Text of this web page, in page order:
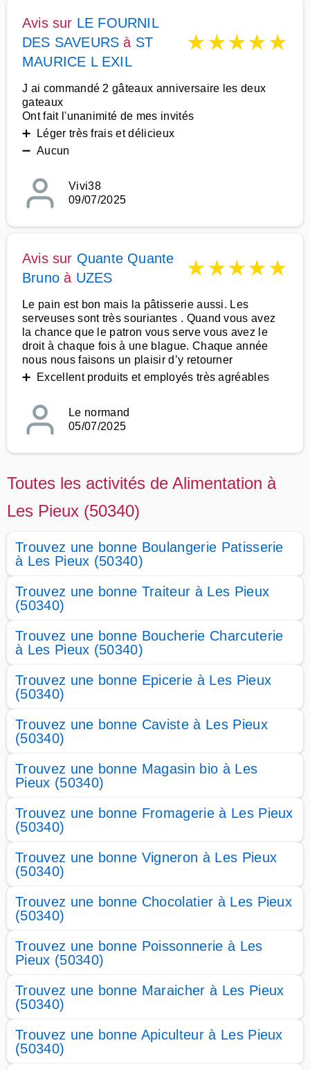
Avis sur LE FOURNIL
DES SAVEURS à ST
MAURICE L EXIL
★★★★★
J ai commandé 2 gâteaux anniversaire les deux
gateaux
Ont fait l'unanimité de mes invités
➕ Léger très frais et délicieux
➖ Aucun
Vivi38
09/07/2025
Avis sur Quante Quante
Bruno à UZES ★★★★★
Le pain est bon mais la pâtisserie aussi. Les
serveuses sont très souriantes . Quand vous avez
la chance que le patron vous serve vous avez le
droit à chaque fois à une blague. Chaque année
nous nous faisons un plaisir d’y retourner
➕ Excellent produits et employés très agréables
Le normand
05/07/2025
Toutes les activités de Alimentation à
Les Pieux (50340)
Trouvez une bonne Boulangerie Patisserie
à Les Pieux (50340)
Trouvez une bonne Traiteur à Les Pieux
(50340)
Trouvez une bonne Boucherie Charcuterie
à Les Pieux (50340)
Trouvez une bonne Epicerie à Les Pieux
(50340)
Trouvez une bonne Caviste à Les Pieux
(50340)
Trouvez une bonne Magasin bio à Les
Pieux (50340)
Trouvez une bonne Fromagerie à Les Pieux
(50340)
Trouvez une bonne Vigneron à Les Pieux
(50340)
Trouvez une bonne Chocolatier à Les Pieux
(50340)
Trouvez une bonne Poissonnerie à Les
Pieux (50340)
Trouvez une bonne Maraicher à Les Pieux
(50340)
Trouvez une bonne Apiculteur à Les Pieux
(50340)